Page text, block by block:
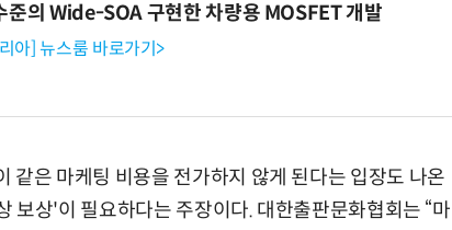
준의 Wide-SOA 구현한 차량용 MOSFET 개발
아] 뉴스룸 바로가기>
같은 마케팅 비용을 전가하지 않게 된다는 입장도 나온
보상'이 필요하다는 주장이다. 대한출판문화협회는 “마